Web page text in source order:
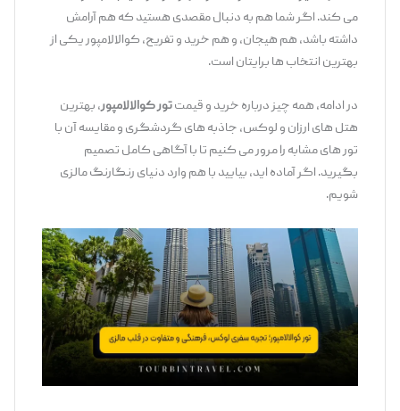
می ‌کند. اگر شما هم به دنبال مقصدی هستید که هم آرامش
داشته باشد، هم هیجان، و هم خرید و تفریح، کوالالامپور یکی از
بهترین انتخاب ‌ها برایتان است.
در ادامه، همه چیز درباره خرید و قیمت تور کوالالامپور، بهترین
هتل ‌های ارزان و لوکس، جاذبه ‌های گردشگری و مقایسه آن با
تور های مشابه را مرور می ‌کنیم تا با آگاهی کامل تصمیم
بگیرید. اگر آماده ‌اید، بیایید با هم وارد دنیای رنگارنگ مالزی